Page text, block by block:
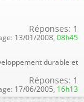
Réponses: 1
13/01/2008, 08h45
durable et
Réponses: 1
17/06/2005, 16h13